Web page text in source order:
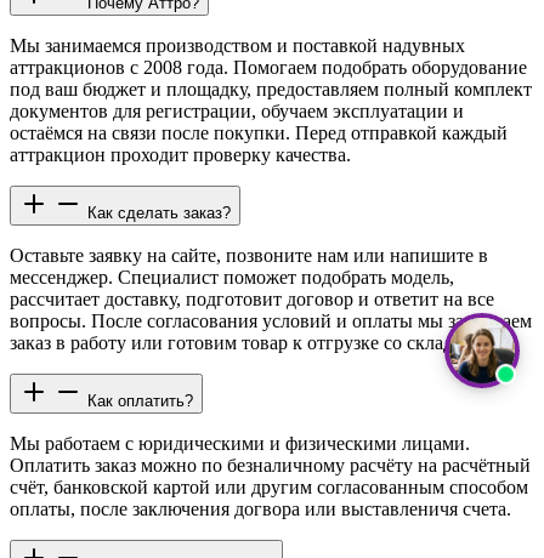
Мы занимаемся производством и поставкой надувных
аттракционов с 2008 года. Помогаем подобрать оборудование
под ваш бюджет и площадку, предоставляем полный комплект
документов для регистрации, обучаем эксплуатации и
остаёмся на связи после покупки. Перед отправкой каждый
аттракцион проходит проверку качества.
Как сделать заказ?
Оставьте заявку на сайте, позвоните нам или напишите в
мессенджер. Специалист поможет подобрать модель,
рассчитает доставку, подготовит договор и ответит на все
вопросы. После согласования условий и оплаты мы запускаем
заказ в работу или готовим товар к отгрузке со склада.
Как оплатить?
Мы работаем с юридическими и физическими лицами.
Оплатить заказ можно по безналичному расчёту на расчётный
счёт, банковской картой или другим согласованным способом
оплаты, после заключения догвора или выставленичя счета.